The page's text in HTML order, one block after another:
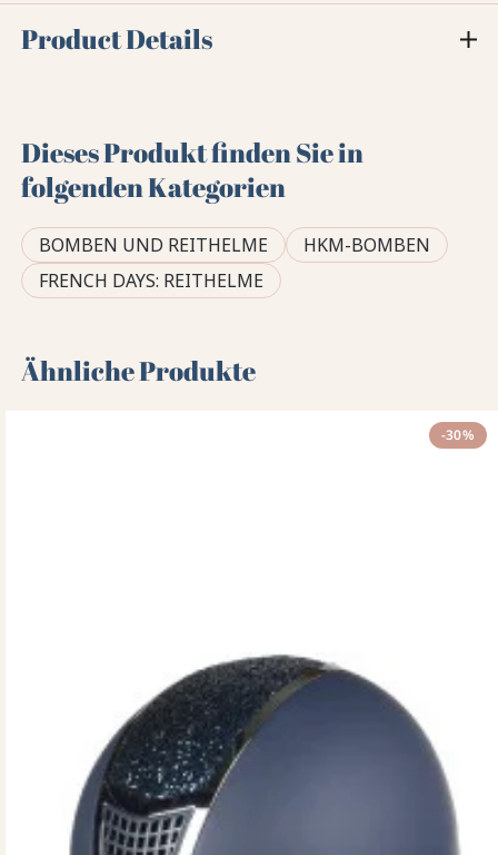
Product Details
Dieses Produkt finden Sie in
folgenden Kategorien
BOMBEN UND REITHELME
HKM-BOMBEN
FRENCH DAYS: REITHELME
Ähnliche Produkte
-30%